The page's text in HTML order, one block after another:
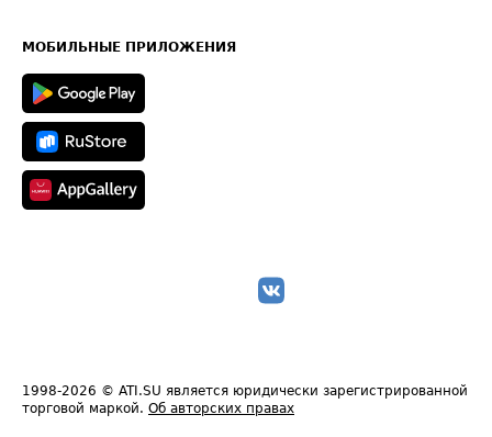
Техническая информация
МОБИЛЬНЫЕ ПРИЛОЖЕНИЯ
1998-2026 © ATI.SU является юридически зарегистрированной
торговой маркой. Об авторских правах